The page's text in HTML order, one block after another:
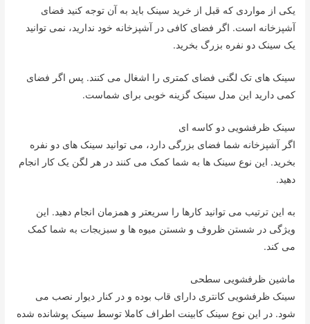
یکی از مواردی که قبل از خرید سینک باید به آن توجه کنید فضای
آشپزخانه است. اگر فضای کافی در آشپزخانه خود ندارید، نمی توانید
یک سینک دو نفره بزرگ بخرید.
سینک های تک لگنی فضای کمتری را اشغال می کنند. پس اگر فضای
کمی دارید این مدل سینک گزینه خوبی برای شماست.
سینک ظرفشویی دو کاسه ای
اگر آشپزخانه شما فضای بزرگی دارد، می توانید سینک های دو نفره
بخرید. این نوع سینک ها به شما کمک می کنند در هر لگن یک کار انجام
دهید.
به این ترتیب می توانید کارها را سریعتر و همزمان انجام دهید. این
ویژگی در شستن ظروف و شستن میوه ها و سبزیجات به شما کمک
می کند.
ماشین ظرفشویی سطحی
سینک ظرفشویی کانتری دارای قاب بوده و در کنار دیوار نصب می
شود. در این نوع سینک کابینت اطراف کاملا توسط سینک پوشانده شده